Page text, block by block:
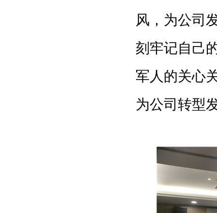
风，为公司
刻牢记自己
军人的关心
为公司转型